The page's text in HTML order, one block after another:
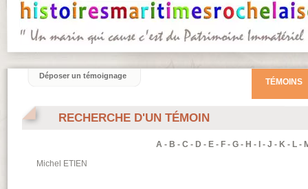
RECHERCHE D'UN TÉMOIN
A - B - C - D - E - F - G - H - - J - K - L -
Michel
ETIEN
TÉMOINS
Déposer un témoignage